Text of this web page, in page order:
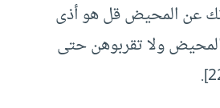
عن المحيض قل هو أذى
ولا تقربوهن حتى